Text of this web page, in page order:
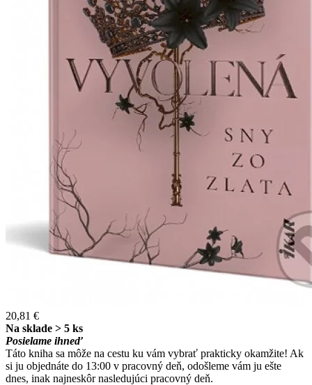
20,81 €
Na sklade > 5 ks
Posielame ihneď
Táto kniha sa môže na cestu ku vám vybrať prakticky okamžite! Ak
si ju objednáte do 13:00 v pracovný deň, odošleme vám ju ešte
dnes, inak najneskôr nasledujúci pracovný deň.